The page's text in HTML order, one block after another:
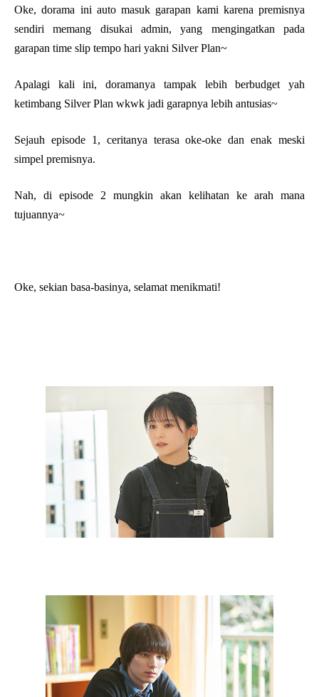
Oke, dorama ini auto masuk garapan kami karena premisnya
sendiri memang disukai admin, yang mengingatkan pada
garapan time slip tempo hari yakni Silver Plan~
Apalagi kali ini, doramanya tampak lebih berbudget yah
ketimbang Silver Plan wkwk jadi garapnya lebih antusias~
Sejauh episode 1, ceritanya terasa oke-oke dan enak meski
simpel premisnya.
Nah, di episode 2 mungkin akan kelihatan ke arah mana
tujuannya~
Oke, sekian basa-basinya, selamat menikmati!